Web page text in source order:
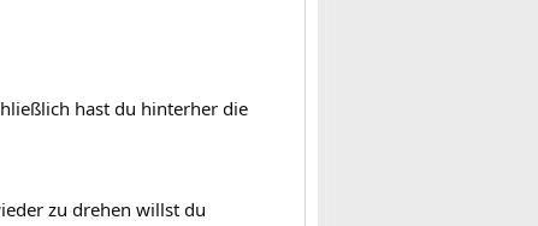
hast du hinterher die
zu drehen willst du